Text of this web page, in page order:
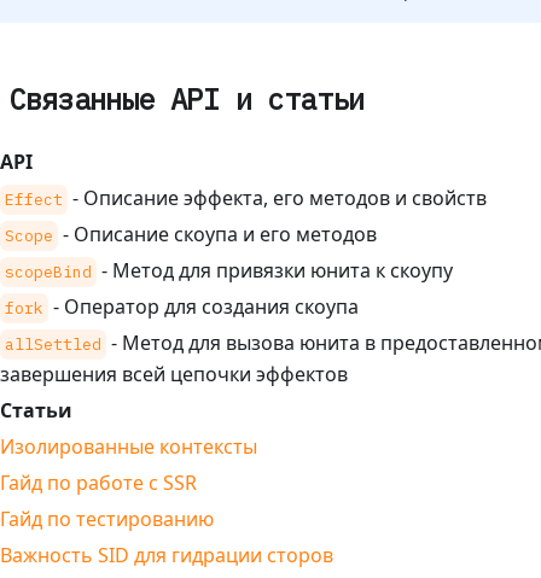
Связанные API и статьи
API
Effect - Описание эффекта, его методов и свойств
Scope - Описание скоупа и его методов
scopeBind - Метод для привязки юнита к скоупу
fork - Оператор для создания скоупа
allSettled - Метод для вызова юнита в
завершения всей цепочки эффектов
Статьи
Изолированные контексты
Гайд по работе с SSR
Гайд по тестированию
Важность SID для гидрации сторов